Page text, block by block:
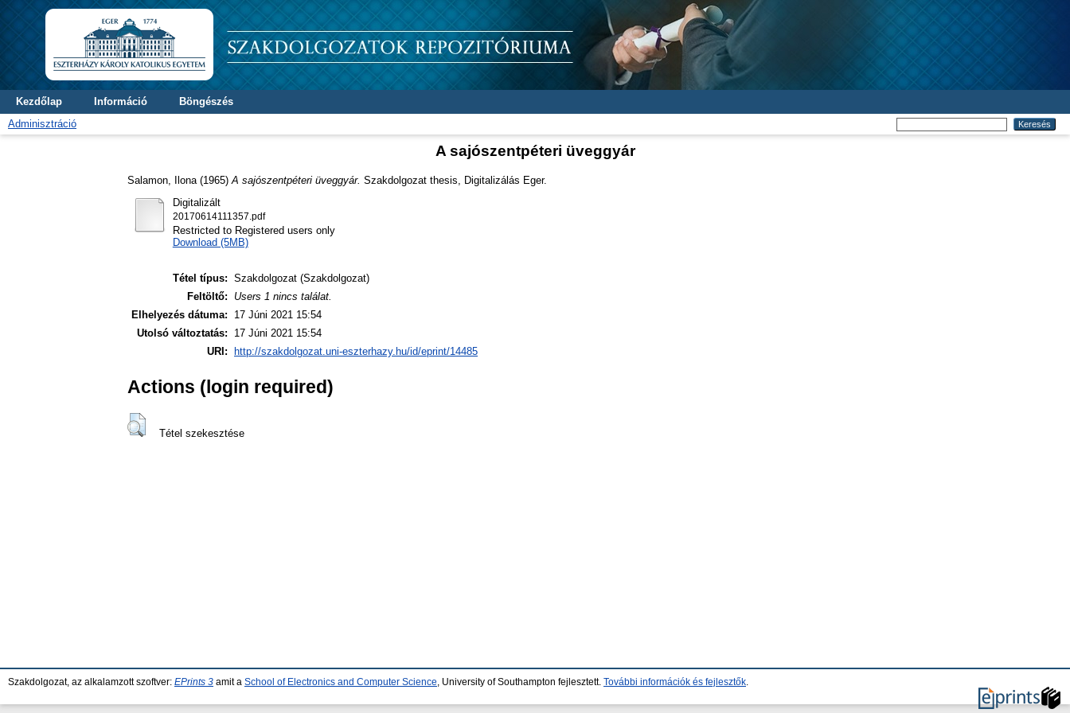
Kezdőlap Információ
Böngészés
Adminisztráció
A sajószentpéteri üveggyár
Salamon, Ilona (1965) A sajószentpéteri üveggyár. Szakdolgozat thesis, Digitalizálás Eger.
Digitalizált
20170614111357.pdf
Restricted to Registered users only
Download (5MB)
Tétel típus: Szakdolgozat (Szakdolgozat)
Feltöltő:
Users 1 nincs találat.
Elhelyezés dátuma:
17 Júni 2021 15:54
Utolsó változtatás:
17 Júni 2021 15:54
URI:
http://szakdolgozat.uni-eszterhazy.hu/id/eprint/14485
Actions (login required)
Tétel szekesztése
Szakdolgozat, az alkalamzott szoftver: EPrints 3 amit a School of Electronics and Computer Science , University of Southampton fejlesztett. További információk és fejlesztők